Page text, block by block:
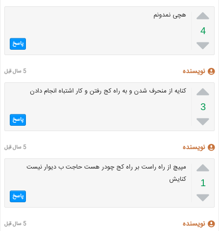

4

هچی نمدونم
پاسخ
نویسنده 5 سال قبل

3

کنایه از منحرف شدن و به راه کج رفتن و کار اشتباه انجام دادن
پاسخ
نویسنده 5 سال قبل

1

مپیچ از راه راست بر راه کج چودر هست حاجت ب دیوار نیست
کنایش
پاسخ
نویسنده 5 سال قبل